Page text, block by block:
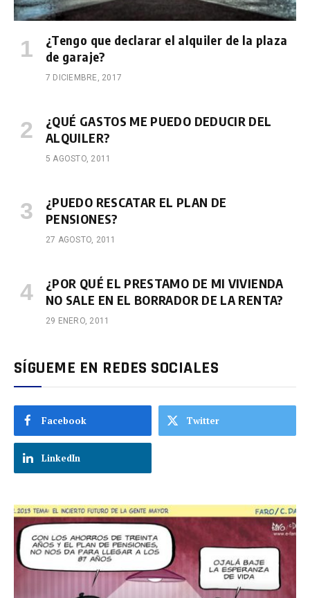
¿Tengo que declarar el alquiler de la plaza
de garaje?
7 DICIEMBRE, 2017
¿QUÉ GASTOS ME PUEDO DEDUCIR DEL
ALQUILER?
5 AGOSTO, 2011
¿PUEDO RESCATAR EL PLAN DE
PENSIONES?
27 AGOSTO, 2011
¿POR QUÉ EL PRESTAMO DE MI VIVIENDA
NO SALE EN EL BORRADOR DE LA RENTA?
29 ENERO, 2011
SÍGUEME EN REDES SOCIALES
Facebook Twitter
LinkedIn